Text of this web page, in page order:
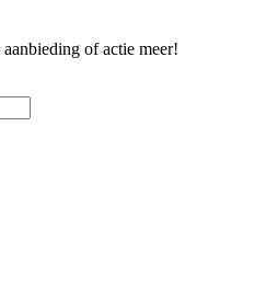
of actie meer!